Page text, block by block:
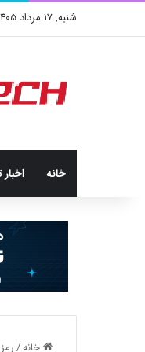
شنبه, 17 مرداد 1405
خانه
خانه/